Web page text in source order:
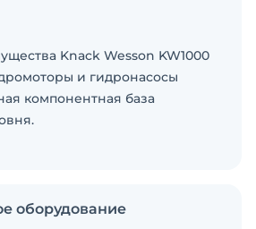
Knack Wesson KW1000
и гидронасосы
компонентная база
ограничения
поворота всего 1213 мм.
оборудование